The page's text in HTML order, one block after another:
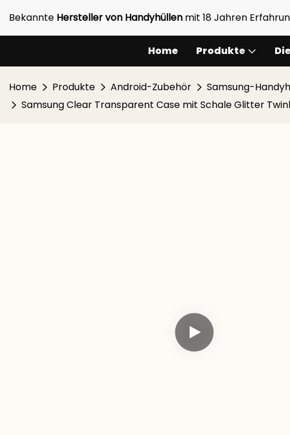
Bekannte Hersteller von Handyhüllen mit 18 Jahren
Home Produkte
Home Produkte Android-Zubehör
Samsung-
Samsung Clear Transparent Case mit Schale Glitter